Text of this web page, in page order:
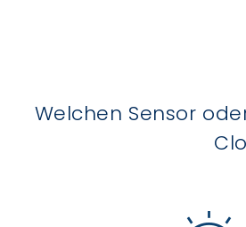
Welchen Sensor